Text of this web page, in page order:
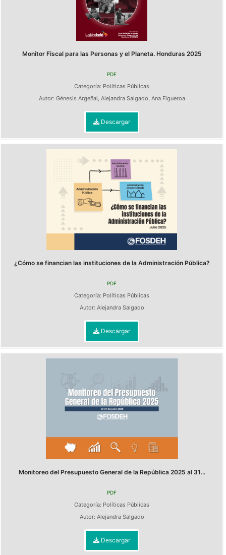
Monitor Fiscal para las Personas y el Planeta. Honduras 2025
PDF
Categoría: Políticas Públicas
Autor: Génesis Argeñal, Alejandra Salgado, Ana Figueroa
Descargar
¿Cómo se financian las instituciones de la Administración Pública?
PDF
Categoría: Políticas Públicas
Autor: Alejandra Salgado
Descargar
Monitoreo del Presupuesto General de la República 2025 al 31...
PDF
Categoría: Políticas Públicas
Autor: Alejandra Salgado
Descargar